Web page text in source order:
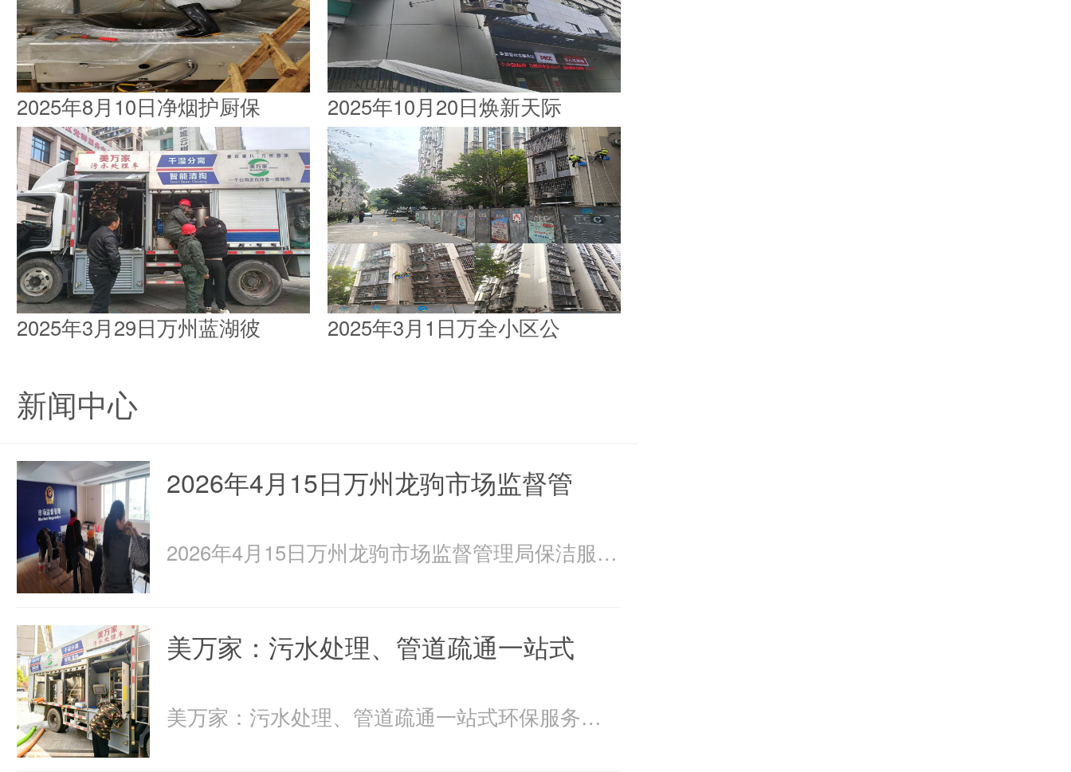
2025年8月10日净烟护厨保 2025年10月20日焕新天际
2025年3月29日万州蓝湖彼 2025年3月1日万全小区公
新闻中心
2026年4月15日万州龙驹市场监督管
2026年4月15日万州龙驹市场监督管理局保洁服务由重庆美
美万家：污水处理、管道疏通一站式
美万家：污水处理、管道疏通一站式环保服务美万家公司，